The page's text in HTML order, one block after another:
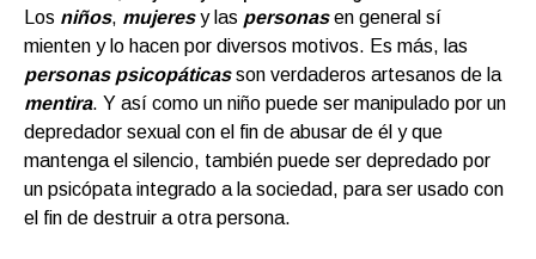
Los niños, mujeres y las personasen general sí
mienten y lo hacen por diversos motivos. Es más, las
personas psicopáticasson verdaderos artesanos de la
mentira. Y así como un niño puede ser manipulado por un
depredador sexual con el fin de abusar de él y que
mantenga el silencio, también puede ser depredado por
un psicópata integrado a la sociedad, para ser usado con
el fin de destruir a otra persona.